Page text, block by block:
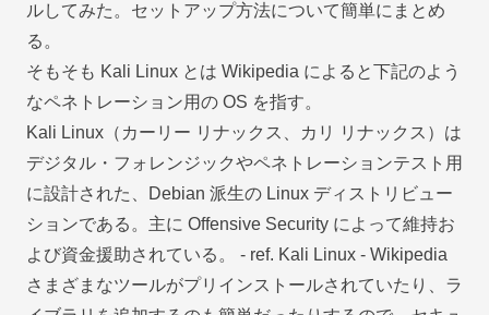
ルしてみた。セットアップ方法について簡単にまとめ
る。
そもそも Kali Linux とは Wikipedia によると下記のよう
なペネトレーション用の OS を指す。
Kali Linux（カーリー リナックス、カリ リナックス）は
デジタル・フォレンジックやペネトレーションテスト用
に設計された、Debian 派生の Linux ディストリビュー
ションである。主に Offensive Security によって維持お
よび資金援助されている。 - ref. Kali Linux - Wikipedia
さまざまなツールがプリインストールされていたり、ラ